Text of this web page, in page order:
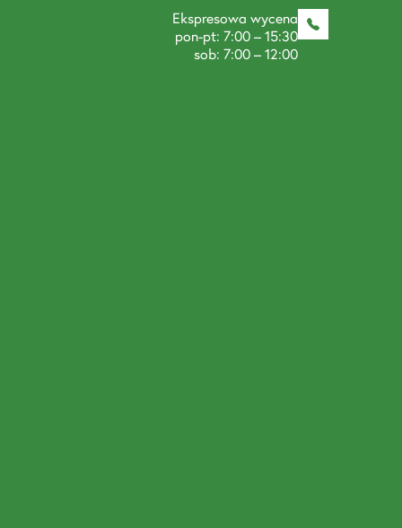
Ekspresowa wycena
pon-pt: 7:00 – 15:30
sob: 7:00 – 12:00